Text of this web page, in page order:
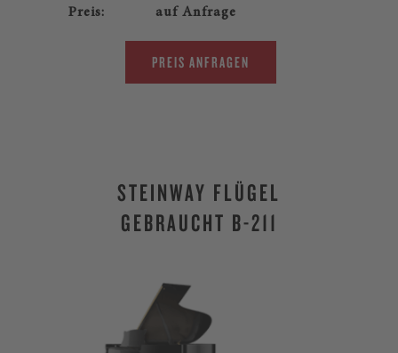
Preis:
auf Anfrage
PREIS ANFRAGEN
STEINWAY FLÜGEL
GEBRAUCHT B-211